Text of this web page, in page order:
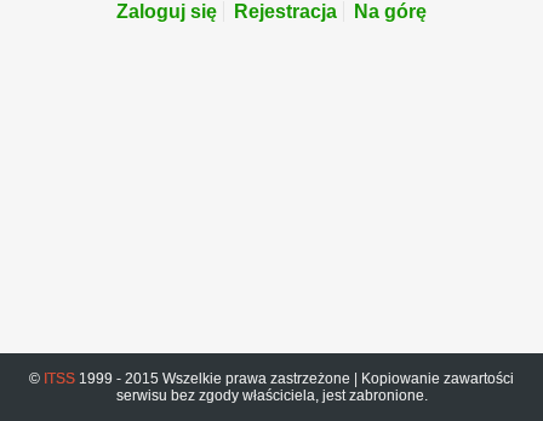
Zaloguj się Rejestracja Na górę
© ITSS 1999 - 2015 Wszelkie prawa zastrzeżone | Kopiowanie zawartości
serwisu bez zgody właściciela, jest zabronione.